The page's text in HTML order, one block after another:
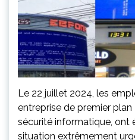
Le 22 juillet 2024, les
entreprise de premier
sécurité informatique, ont
situation extrêmement